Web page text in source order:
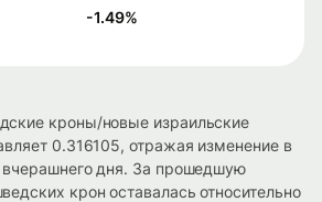
-1.49%
кроны/новые израильские
0.316105, отражая изменение в
дня. За прошедшую
крон оставалась относительно